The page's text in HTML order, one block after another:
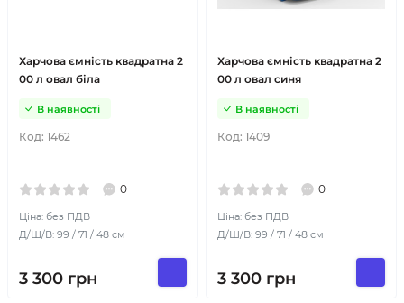
Харчова ємність квадратна 2
00 л овал біла
Код: 1462
В наявності
0
Ціна: без ПДВ
Д/Ш/В: 99 / 71 / 48 см
3 300 грн
Харчова ємність квадратна 2
00 л овал синя
Код: 1409
В наявності
0
Ціна: без ПДВ
Д/Ш/В: 99 / 71 / 48 см
3 300 грн